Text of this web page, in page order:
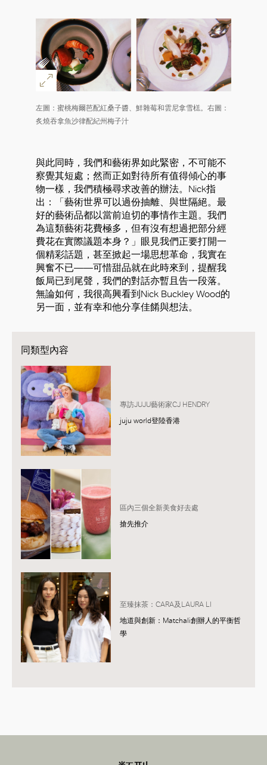
左圖：蜜桃梅爾芭配紅桑子醬、鮮雜莓和雲尼拿雪榚。右圖：
炙燒吞拿魚沙律配紀州梅子汁
與此同時，我們和藝術界如此緊密，不可能不
察覺其短處；然而正如對待所有值得傾心的事
物一樣，我們積極尋求改善的辦法。Nick指
出：「藝術世界可以過份抽離、與世隔絕。最
好的藝術品都以當前迫切的事情作主題。我們
為這類藝術花費極多，但有沒有想過把部分經
費花在實際議題本身？」眼見我們正要打開一
個精彩話題，甚至掀起一場思想革命，我實在
興奮不已——可惜甜品就在此時來到，提醒我
飯局已到尾聲，我們的對話亦暫且告一段落。
無論如何，我很高興看到Nick Buckley Wood的
另一面，並有幸和他分享佳餚與想法。
同類型內容
專訪JUJU藝術家CJ HENDRY
juju world登陸香港
區內三個全新美食好去處
搶先推介
至臻抹茶：CARA及LAURA LI
地道與創新：Matchali創辦人的平衡哲
學